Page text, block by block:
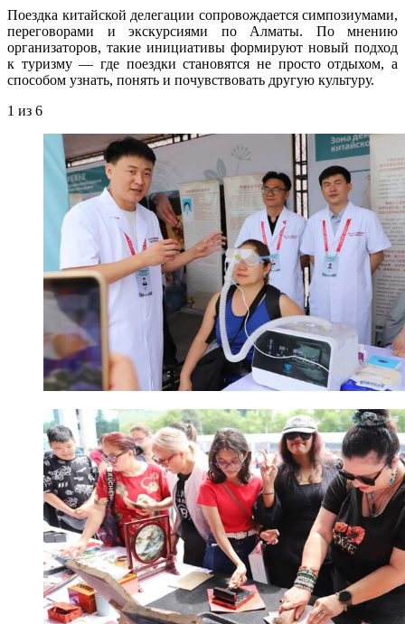
Поездка китайской делегации сопровождается симпозиумами,
переговорами и экскурсиями по Алматы. По мнению
организаторов, такие инициативы формируют новый подход
к туризму — где поездки становятся не просто отдыхом, а
способом узнать, понять и почувствовать другую культуру.
1 из 6